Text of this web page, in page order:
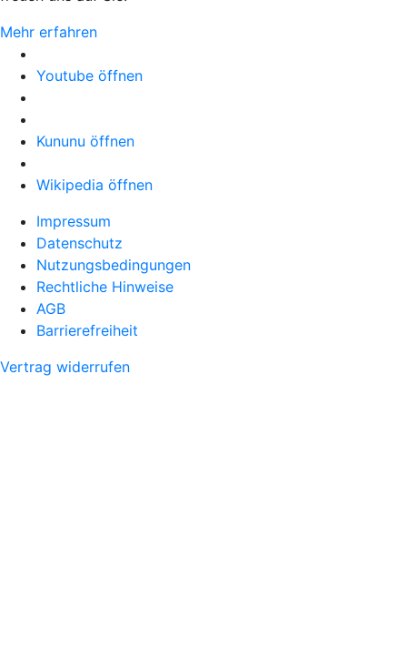
Mehr erfahren
Youtube öffnen
Kununu öffnen
Wikipedia öffnen
Impressum
Datenschutz
Nutzungsbedingungen
Rechtliche Hinweise
AGB
Barrierefreiheit
Vertrag widerrufen